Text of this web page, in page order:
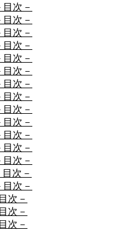
次－
次－
次－
次－
次－
次－
次－
次－
次－
次－
次－
次－
次－
次－
次－
次－
次－
次－